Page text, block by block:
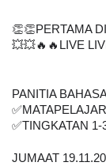
👏👏PERTAMA
💥💥🔥🔥LIVE
PANITIA
✅TINGKATAN 1-
JUMAAT